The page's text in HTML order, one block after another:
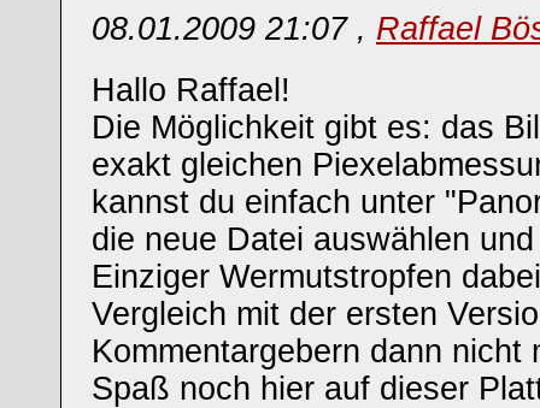
08.01.2009 21:07 , Raffael
Hallo Raffael!
Die Möglichkeit gibt es: das
exakt gleichen
kannst du einfach unter
die neue Datei auswählen
Einziger Wermutstropfen
Vergleich mit der ersten
Kommentargebern dann nicht
Spaß noch hier auf dieser